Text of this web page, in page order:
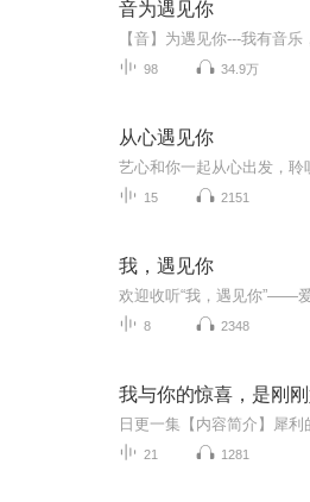
音为遇见你
【音】为遇见你---我有音乐
98 34.9万
从心遇见你
15 2151
我，遇见你
8 2348
我与你的惊喜，是刚
21 1281